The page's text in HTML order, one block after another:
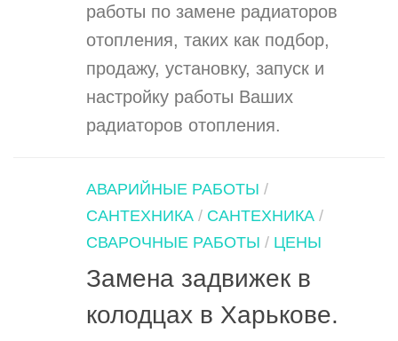
работы по замене радиаторов
отопления, таких как подбор,
продажу, установку, запуск и
настройку работы Ваших
радиаторов отопления.
АВАРИЙНЫЕ РАБОТЫ /
САНТЕХНИКА / САНТЕХНИКА /
СВАРОЧНЫЕ РАБОТЫ / ЦЕНЫ
Замена задвижек в
колодцах в Харькове.